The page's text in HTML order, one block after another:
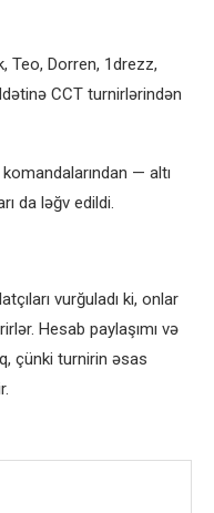
Teo, Dorren, 1drezz,
CCT turnirlərindən
— altı
da ləğv edildi.
vurğuladı ki, onlar
Hesab paylaşımı və
çünki turnirin əsas